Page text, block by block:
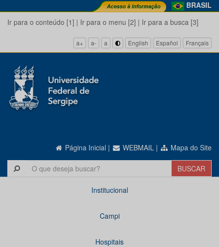
BRASIL
Ir para o conteúdo [1] | Ir para o menu [2] | Ir para a busca [3]
a+ a- a English Español Français
Página Inicial | WEBMAIL | Mapa do Site
Institucional
Campi
Hospitais